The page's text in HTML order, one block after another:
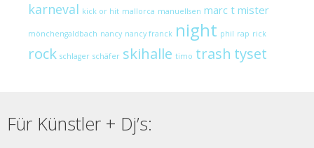
karneval kick or hit mallorca manuellsen marc t mister
mönchengaldbach nancy nancy franck night phil rap rick
rock schlager schäfer skihalle timo trash tyset
Für Künstler + Dj’s: